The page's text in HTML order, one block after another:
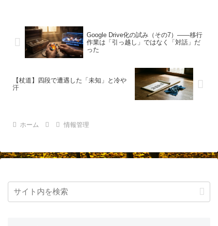
Google Drive化の試み（その7）——移行
作業は「引っ越し」ではなく「対話」だ
った
【杖道】四段で遭遇した「未知」と冷や
汗
ホーム 情報管理